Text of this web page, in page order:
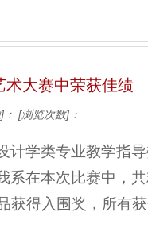
术大赛中荣获佳绩
[浏览次数]：
学类专业教学指
系在本次比赛中，
获得入围奖，所有